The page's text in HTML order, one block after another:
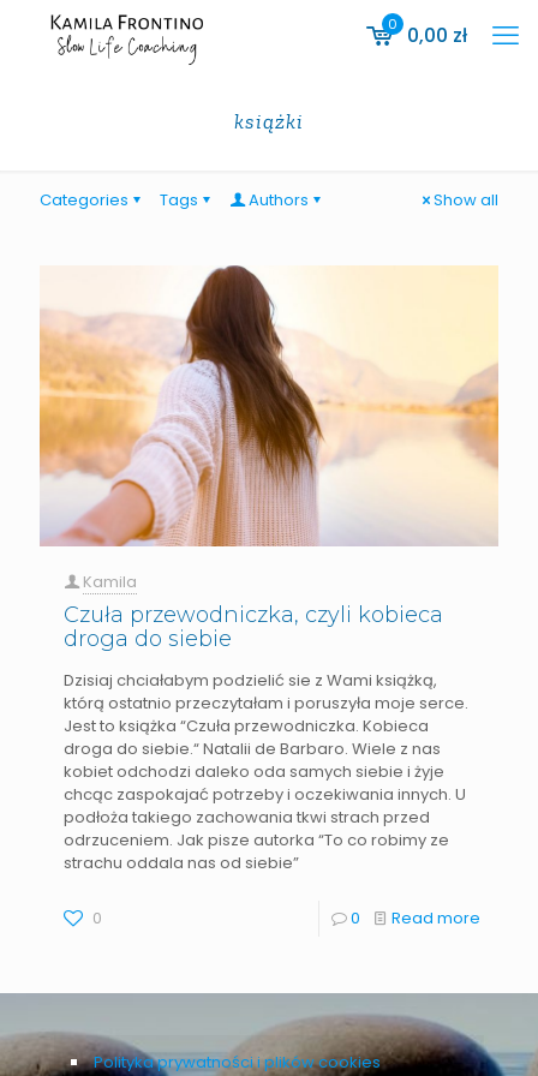
0 0,00 zł
książki
Categories Tags Authors Show all
Kamila
Czuła przewodniczka, czyli kobieca
droga do siebie
Dzisiaj chciałabym podzielić sie z Wami książką,
którą ostatnio przeczytałam i poruszyła moje serce.
Jest to książka “Czuła przewodniczka. Kobieca
droga do siebie.“ Natalii de Barbaro. Wiele z nas
kobiet odchodzi daleko oda samych siebie i żyje
chcąc zaspokajać potrzeby i oczekiwania innych. U
podłoża takiego zachowania tkwi strach przed
odrzuceniem. Jak pisze autorka “To co robimy ze
strachu oddala nas od siebie”
0 0 Read more
Polityka prywatności i plików cookies